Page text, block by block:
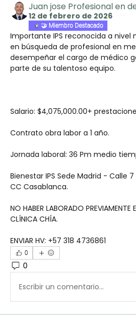
Juan jose Profesional en
12 de febrero de 2026
🤝 Miembro Destacado
Importante IPS reconocida a nivel
en búsqueda de profesional en
desempeñar el cargo de médico
parte de su talentoso equipo.
Salario: $4,075,000.00+
Contrato obra labor a 1 año.
Jornada laboral: 36 Pm medio
Bienestar IPS Sede Madrid - Calle 7
CC Casablanca.
NO HABER LABORADO PREVIAMENTE
CLÍNICA CHÍA.
ENVIAR HV: +57 318 4736861
0
0
Escribir un comentario...